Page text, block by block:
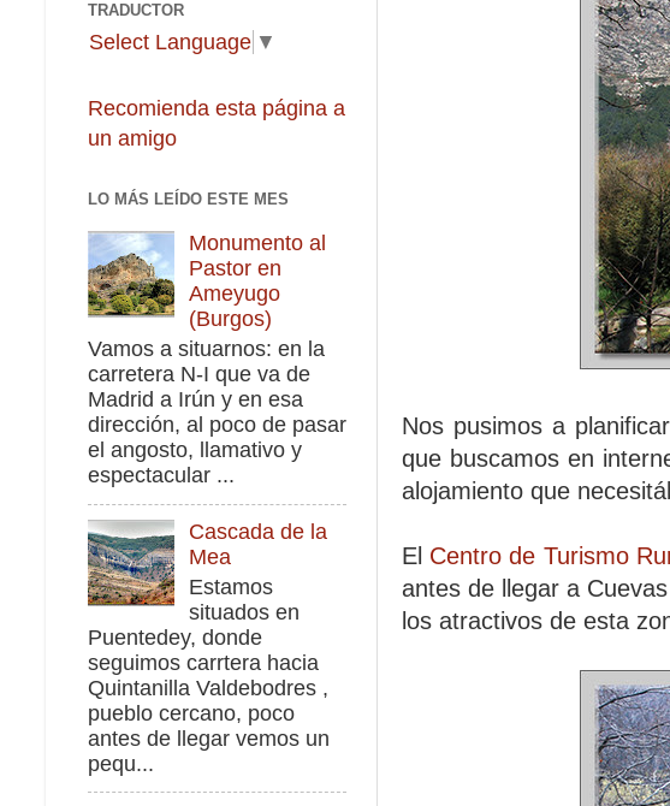
Nos pusimos a
que buscamos en
alojamiento que
El Centro de Turismo
antes de llegar a
los atractivos de esta
TRADUCTOR
Select Language ▼
Recomienda esta página a
un amigo
LO MÁS LEÍDO ESTE MES
Monumento al
Pastor en
Ameyugo
(Burgos)
Vamos a situarnos: en la
carretera N-I que va de
Madrid a Irún y en esa
dirección, al poco de pasar
el angosto, llamativo y
espectacular ...
Cascada de la
Mea
Estamos
situados en
Puentedey, donde
seguimos carrtera hacia
Quintanilla Valdebodres ,
pueblo cercano, poco
antes de llegar vemos un
pequ...